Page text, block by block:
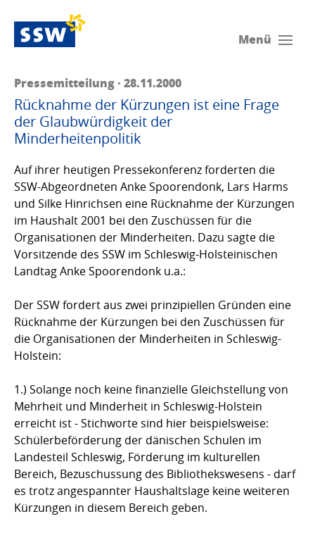
Menü
Pressemitteilung · 28.11.2000
Rücknahme der Kürzungen ist eine Frage
der Glaubwürdigkeit der
Minderheitenpolitik
Auf ihrer heutigen Pressekonferenz forderten die
SSW-Abgeordneten Anke Spoorendonk, Lars Harms
und Silke Hinrichsen eine Rücknahme der Kürzungen
im Haushalt 2001 bei den Zuschüssen für die
Organisationen der Minderheiten. Dazu sagte die
Vorsitzende des SSW im Schleswig-Holsteinischen
Landtag Anke Spoorendonk u.a.:
Der SSW fordert aus zwei prinzipiellen Gründen eine
Rücknahme der Kürzungen bei den Zuschüssen für
die Organisationen der Minderheiten in Schleswig-
Holstein:
1.) Solange noch keine finanzielle Gleichstellung von
Mehrheit und Minderheit in Schleswig-Holstein
erreicht ist - Stichworte sind hier beispielsweise:
Schülerbeförderung der dänischen Schulen im
Landesteil Schleswig, Förderung im kulturellen
Bereich, Bezuschussung des Bibliothekswesens - darf
es trotz angespannter Haushaltslage keine weiteren
Kürzungen in diesem Bereich geben.